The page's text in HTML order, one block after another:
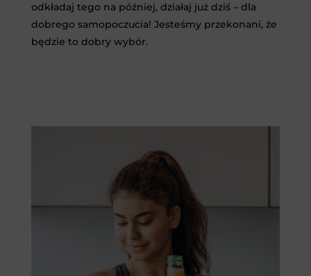
odkładaj tego na później, działaj już dziś – dla
dobrego samopoczucia! Jesteśmy przekonani, że
będzie to dobry wybór.